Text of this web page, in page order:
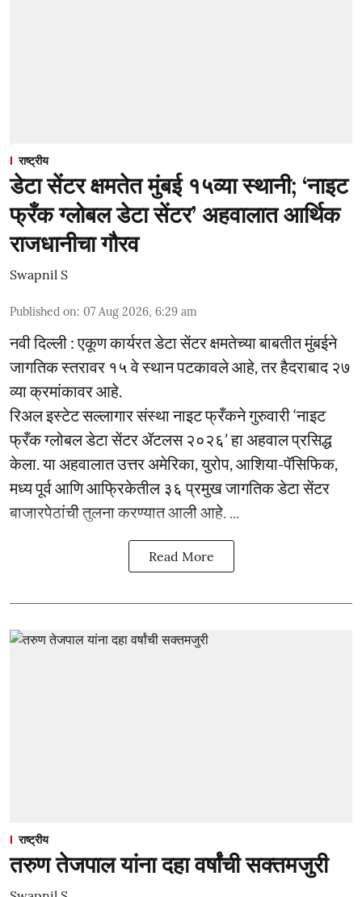
राष्ट्रीय
डेटा सेंटर क्षमतेत मुंबई १५व्या स्थानी; ‘नाइट
फ्रँक ग्लोबल डेटा सेंटर’ अहवालात आर्थिक
राजधानीचा गौरव
Swapnil S
Published on: 07 Aug 2026, 6:29 am
नवी दिल्ली : एकूण कार्यरत डेटा सेंटर क्षमतेच्या बाबतीत मुंबईने
जागतिक स्तरावर १५ वे स्थान पटकावले आहे, तर हैदराबाद २७
व्या क्रमांकावर आहे.
रिअल इस्टेट सल्लागार संस्था नाइट फ्रँकने गुरुवारी ‘नाइट
फ्रँक ग्लोबल डेटा सेंटर ॲटलस २०२६’ हा अहवाल प्रसिद्ध
केला. या अहवालात उत्तर अमेरिका, युरोप, आशिया-पॅसिफिक,
मध्य पूर्व आणि आफ्रिकेतील ३६ प्रमुख जागतिक डेटा सेंटर
बाजारपेठांची तुलना करण्यात आली आहे. ...
Read More
राष्ट्रीय
तरुण तेजपाल यांना दहा वर्षांची सक्तमजुरी